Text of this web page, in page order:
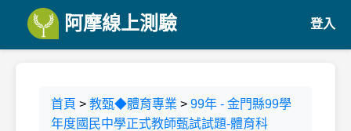
阿摩線上測驗 登入
首頁 > 教甄◆體育專業 > 99年 - 金門縣99學
年度國民中學正式教師甄試試題-體育科